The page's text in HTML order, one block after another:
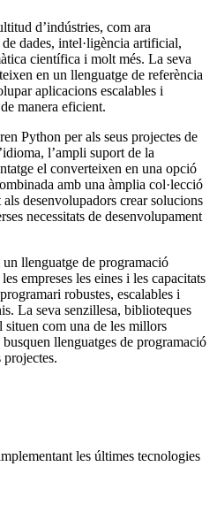
d’indústries, com ara
dades, intel·ligència artificial,
científica i molt més. La seva
en un llenguatge de referència
aplicacions escalables i
manera eficient.
Python per als seus projectes de
l’ampli suport de la
el converteixen en una opció
amb una àmplia col·lecció
desenvolupadors crear solucions
necessitats de desenvolupament
llenguatge de programació
empreses les eines i les capacitats
robustes, escalables i
La seva senzillesa, biblioteques
com una de les millors
llenguatges de programació
projectes.
les últimes tecnologies